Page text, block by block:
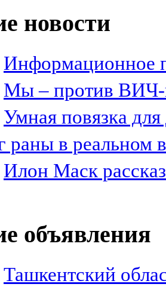
новости
Информационное
Мы – против
Умная повязка
раны в реальном
Илон Маск
объявления
Ташкентский